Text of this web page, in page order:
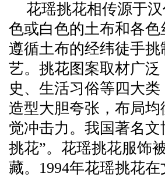
花瑶挑花相传源于
色或白色的土布和各
遵循土布的经纬徒手
艺。挑花图案取材广
史、生活习俗等四大
造型大胆夸张，布局
觉冲击力。我国著名
挑花”。花瑶挑花服饰
藏。1994年花瑶挑花